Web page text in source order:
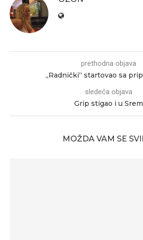
prethodna objava
„Radnički“ startovao sa
sledeća objava
Grip stigao i u Srem
MOŽDA VAM SE